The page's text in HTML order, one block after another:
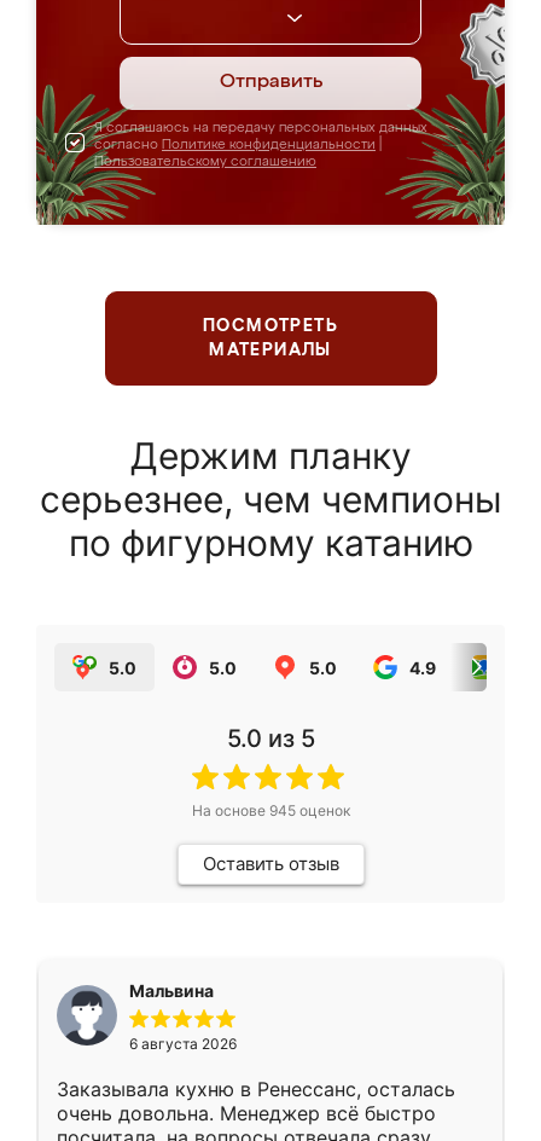
Отправить
Я соглашаюсь на передачу персональных данных
согласно Политике конфиденциальности
Пользовательскому соглашению
ПОСМОТРЕТЬ
МАТЕРИАЛЫ
Держим планку
серьезнее, чем чемпионы
по фигурному катанию
5.0 5.0 5.0 4.9
5.0 из 5
На основе 945оценок
Оставить отзыв
Мальвина
6 августа 2026
Заказывала кухню в Ренессанс, осталась
очень довольна. Менеджер всё быстро